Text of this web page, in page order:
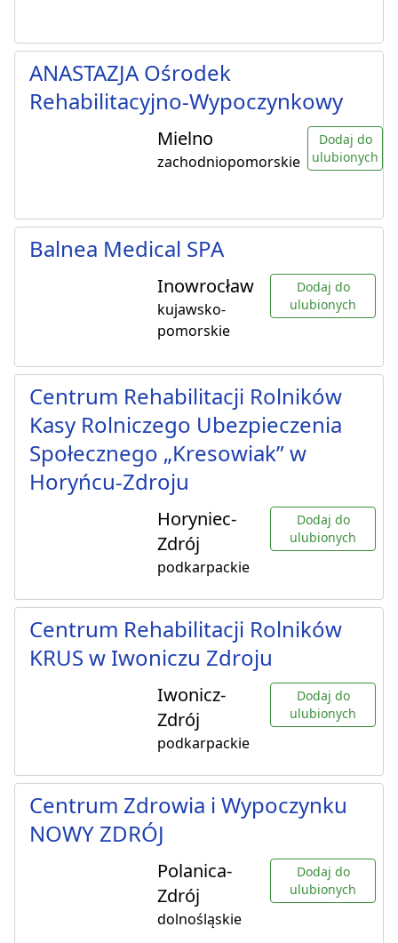
ANASTAZJA Ośrodek
Rehabilitacyjno-Wypoczynkowy
Mielno
zachodniopomorskie
Dodaj do
ulubionych
Balnea Medical SPA
Inowrocław
kujawsko-
pomorskie
Dodaj do
ulubionych
Centrum Rehabilitacji Rolników
Kasy Rolniczego Ubezpieczenia
Społecznego „Kresowiak” w
Horyńcu-Zdroju
Horyniec-
Zdrój
podkarpackie
Dodaj do
ulubionych
Centrum Rehabilitacji Rolników
KRUS w Iwoniczu Zdroju
Iwonicz-
Zdrój
podkarpackie
Dodaj do
ulubionych
Centrum Zdrowia i Wypoczynku
NOWY ZDRÓJ
Polanica-
Zdrój
dolnośląskie
Dodaj do
ulubionych